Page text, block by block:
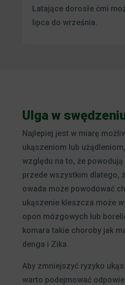
Latające dorosłe ćmi
lipca do września.
Ulga w
Najlepiej jest w miarę
ukąszeniom lub
względu na to, że
przede wszystkim dlatego,
owada może powodować
ukąszenie kleszcza może
opon mózgowych lub
komara takie choroby jak
denga i Zika.
Aby zmniejszyć ryzyko
warto podejmować